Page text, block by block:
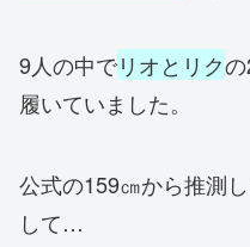
9人の中でリオとリク
履いていました。
公式の159㎝から推測
して…